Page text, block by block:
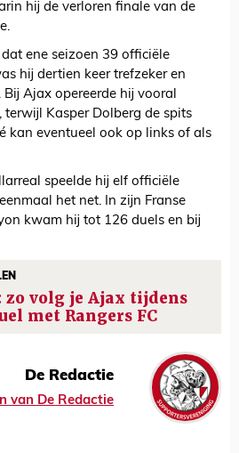
hij de verloren finale van de
ene seizoen 39 officiële
hij dertien keer trefzeker en
Bij Ajax opereerde hij vooral
Kasper Dolberg de spits
kan eventueel ook op links of als
speelde hij elf officiële
het net. In zijn Franse
kwam hij tot 126 duels en bij
volg je Ajax tijdens
met Rangers FC
De Redactie
van De Redactie